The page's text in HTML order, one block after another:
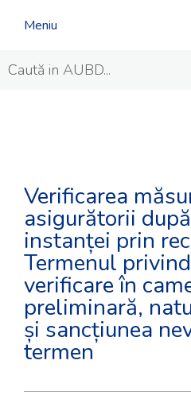
Meniu
Verificarea
asigurătorii
instanței prin
Termenul
verificare în
preliminară,
și sancțiunea
termen